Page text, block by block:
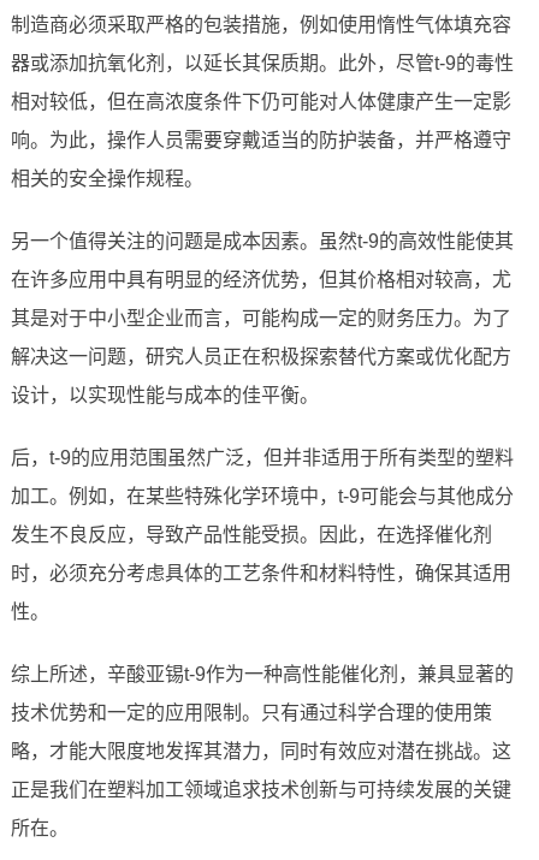
制造商必须采取严格的包装措施，例如使用惰性气体填充容
器或添加抗氧化剂，以延长其保质期。此外，尽管t-9的毒性
相对较低，但在高浓度条件下仍可能对人体健康产生一定影
响。为此，操作人员需要穿戴适当的防护装备，并严格遵守
相关的安全操作规程。
另一个值得关注的问题是成本因素。虽然t-9的高效性能使其
在许多应用中具有明显的经济优势，但其价格相对较高，尤
其是对于中小型企业而言，可能构成一定的财务压力。为了
解决这一问题，研究人员正在积极探索替代方案或优化配方
设计，以实现性能与成本的佳平衡。
后，t-9的应用范围虽然广泛，但并非适用于所有类型的塑料
加工。例如，在某些特殊化学环境中，t-9可能会与其他成分
发生不良反应，导致产品性能受损。因此，在选择催化剂
时，必须充分考虑具体的工艺条件和材料特性，确保其适用
性。
综上所述，辛酸亚锡t-9作为一种高性能催化剂，兼具显著的
技术优势和一定的应用限制。只有通过科学合理的使用策
略，才能大限度地发挥其潜力，同时有效应对潜在挑战。这
正是我们在塑料加工领域追求技术创新与可持续发展的关键
所在。